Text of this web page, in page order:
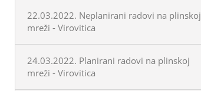
22.03.2022. Neplanirani radovi na plinskoj
mreži - Virovitica
24.03.2022. Planirani radovi na plinskoj
mreži - Virovitica